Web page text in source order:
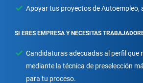
Apoyar tus proyectos de Autoempleo,
SI ERES EMPRESA Y NECESITAS
Candidaturas adecuadas al perfil que
mediante la técnica de preselección
para tu proceso.